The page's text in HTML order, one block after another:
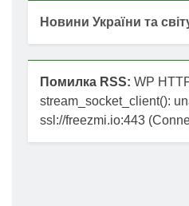
Новини України та
Помилка RSS: WP
stream_socket_client():
ssl://freezmi.io:443